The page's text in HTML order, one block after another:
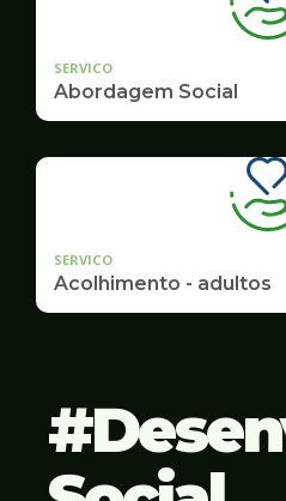
SERVICO
Abordagem Social
SERVICO
Acolhimento - adultos